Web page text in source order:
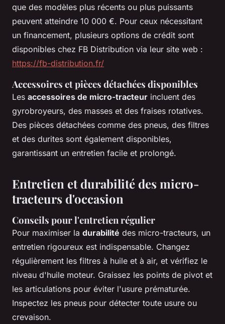
que des modèles plus récents ou plus puissants
peuvent atteindre 10 000 €. Pour ceux nécessitant
un financement, plusieurs options de crédit sont
disponibles chez FB Distribution via leur site web :
https://fb-distribution.fr/
Accessoires et pièces détachées disponibles
Les accessoires de micro-tracteur incluent des
gyrobroyeurs, des masses et des fraises rotatives.
Des pièces détachées comme des pneus, des filtres
et des durites sont également disponibles,
garantissant un entretien facile et prolongé.
Entretien et durabilité des micro-
tracteurs d'occasion
Conseils pour l'entretien régulier
Pour maximiser la durabilité des micro-tracteurs, un
entretien rigoureux est indispensable. Changez
régulièrement les filtres à huile et à air, et vérifiez le
niveau d'huile moteur. Graissez les points de pivot et
les articulations pour éviter l'usure prématurée.
Inspectez les pneus pour détecter toute usure ou
crevaison.